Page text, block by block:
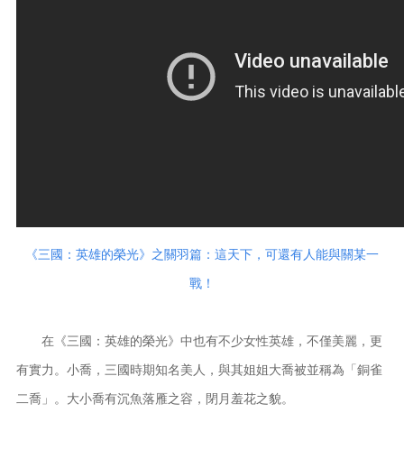
《三國：英雄的榮光》之關羽篇：這天下，可還有人能與關某一
戰！
在《三國：英雄的榮光》中也有不少女性英雄，不僅美麗，更
有實力。小喬，三國時期知名美人，與其姐姐大喬被並稱為「銅雀
二喬」。大小喬有沉魚落雁之容，閉月羞花之貌。